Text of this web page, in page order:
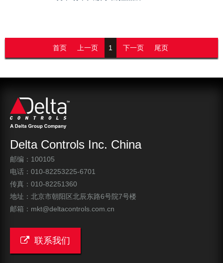
首页 上一页 1 下一页 尾页
Delta Controls Inc. China
邮编：100105
电话：010-82253225-6701
传真：010-82251360
地址：北京市朝阳区北辰东路6号院7号楼
邮箱：mkt@deltacontrols.com.cn
联系我们